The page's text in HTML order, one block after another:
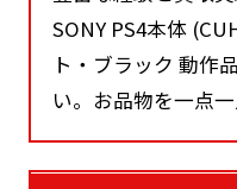
SONY PS4本体
ト・ブラック 動作
い。お品物を一点一